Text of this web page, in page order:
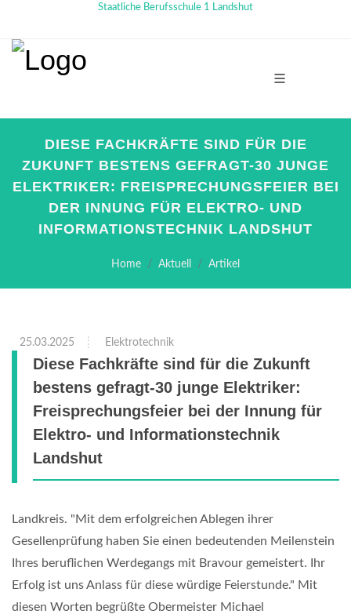
Staatliche Berufsschule 1 Landshut
DIESE FACHKRÄFTE SIND FÜR DIE
ZUKUNFT BESTENS GEFRAGT-30 JUNGE
ELEKTRIKER: FREISPRECHUNGSFEIER BEI
DER INNUNG FÜR ELEKTRO- UND
INFORMATIONSTECHNIK LANDSHUT
Home Aktuell Artikel
25.03.2025 Elektrotechnik
Diese Fachkräfte sind für die Zukunft
bestens gefragt-30 junge Elektriker:
Freisprechungsfeier bei der Innung für
Elektro- und Informationstechnik
Landshut
Landkreis. "Mit dem erfolgreichen Ablegen ihrer
Gesellenprüfung haben Sie einen bedeutenden Meilenstein
Ihres beruflichen Werdegangs mit Bravour gemeistert. Ihr
Erfolg ist uns Anlass für diese würdige Feierstunde." Mit
diesen Worten begrüßte Obermeister Michael